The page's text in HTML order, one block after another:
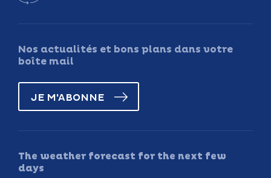
Nos actualités et bons plans dans votre
boîte mail
JE M'ABONNE
The weather forecast for the next few
days